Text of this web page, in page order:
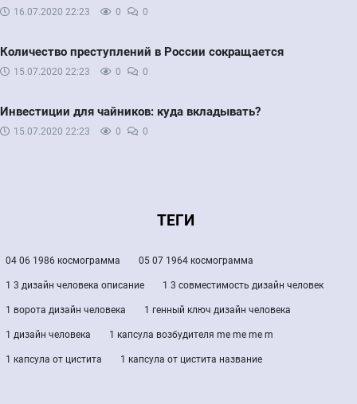
16.07.2020 22:23 0 0
Количество преступлений в России сокращается
15.07.2020 22:23 0 0
Инвестиции для чайников: куда вкладывать?
15.07.2020 22:23 0 0
ТЕГИ
04 06 1986 космограмма 05 07 1964 космограмма
1 3 дизайн человека описание 1 3 совместимость дизайн человек
1 ворота дизайн человека 1 генный ключ дизайн человека
1 дизайн человека 1 капсула возбудителя me me me m
1 капсула от цистита 1 капсула от цистита название